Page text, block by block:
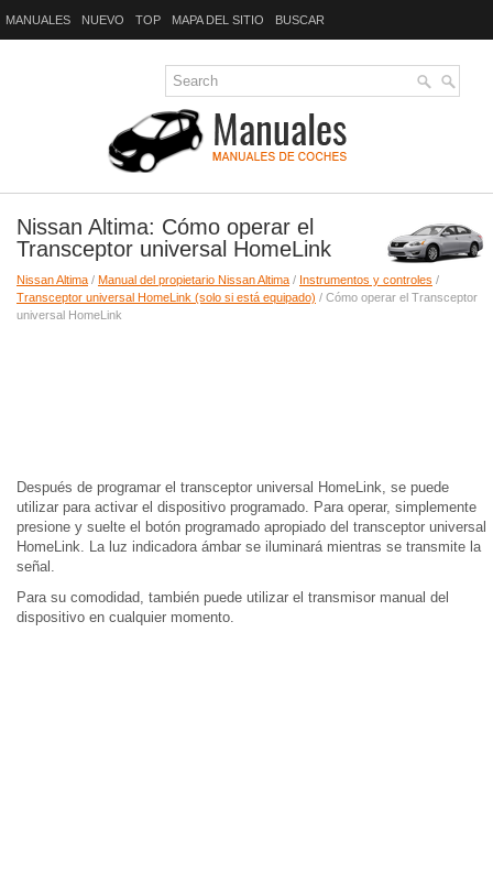
MANUALES NUEVO TOP MAPA DEL SITIO BUSCAR
Nissan Altima: Cómo operar el
Transceptor universal HomeLink
Nissan Altima / Manual del propietario Nissan Altima / Instrumentos y controles /
Transceptor universal HomeLink (solo si está equipado) / Cómo operar el Transceptor
universal HomeLink
Después de programar el transceptor universal HomeLink, se puede
utilizar para activar el dispositivo programado. Para operar, simplemente
presione y suelte el botón programado apropiado del transceptor universal
HomeLink. La luz indicadora ámbar se iluminará mientras se transmite la
señal.
Para su comodidad, también puede utilizar el transmisor manual del
dispositivo en cualquier momento.